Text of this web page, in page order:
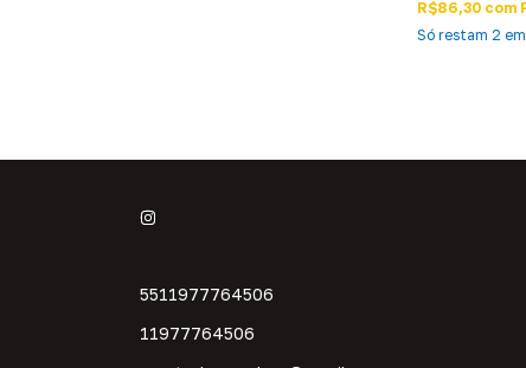
R$86,30 com
Só restam2
5511977764506
11977764506